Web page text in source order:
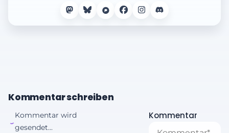
Kommentar schreiben
Kommentar wird
gesendet...
Kommentar